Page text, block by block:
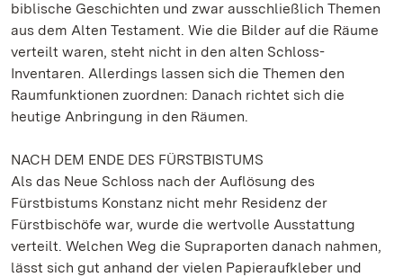
biblische Geschichten und zwar ausschließlich Themen
aus dem Alten Testament. Wie die Bilder auf die Räume
verteilt waren, steht nicht in den alten Schloss-
Inventaren. Allerdings lassen sich die Themen den
Raumfunktionen zuordnen: Danach richtet sich die
heutige Anbringung in den Räumen.
NACH DEM ENDE DES FÜRSTBISTUMS
Als das Neue Schloss nach der Auflösung des
Fürstbistums Konstanz nicht mehr Residenz der
Fürstbischöfe war, wurde die wertvolle Ausstattung
verteilt. Welchen Weg die Supraporten danach nahmen,
lässt sich gut anhand der vielen Papieraufkleber und